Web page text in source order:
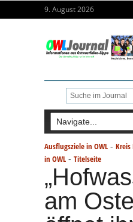
9. August 2026
Ausflugsziele in OWL - Kreis
in OWL - Titelseite
am